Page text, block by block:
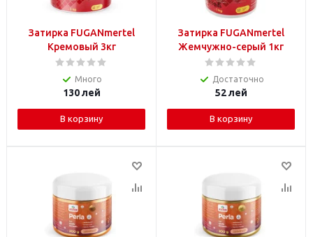
Затирка FUGANmertel
Кремовый 3кг
Много
130лей
В корзину
Затирка FUGANmertel
Жемчужно-серый 1кг
Достаточно
52лей
В корзину